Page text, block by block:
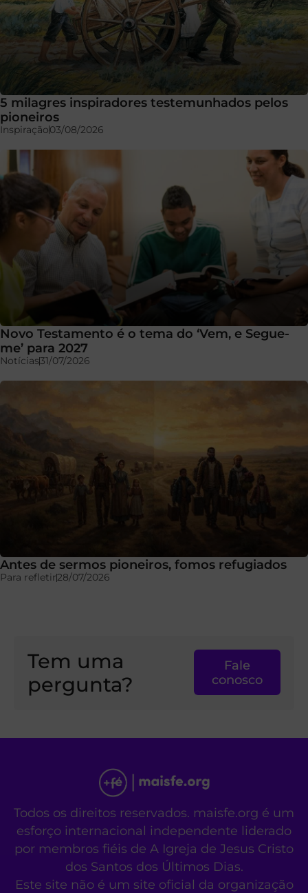
5 milagres inspiradores testemunhados pelos
pioneiros
Inspiração03/08/2026
Novo Testamento é o tema do ‘Vem, e Segue-
me’ para 2027
Notícias31/07/2026
Antes de sermos pioneiros, fomos refugiados
Para refletir28/07/2026
Tem uma
pergunta?
Fale
conosco
Todos os direitos reservados. maisfe.org é um
esforço internacional independente liderado
por membros fiéis de A Igreja de Jesus Cristo
dos Santos dos Últimos Dias.
Este site não é um site oficial da organização